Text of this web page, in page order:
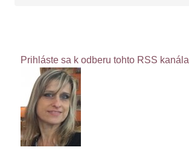
Prihláste sa k odberu tohto RSS kanála